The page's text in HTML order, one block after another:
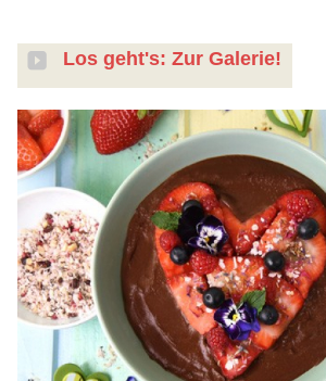
Los geht's: Zur Galerie!